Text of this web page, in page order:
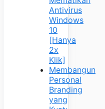
Antivirus
Windows
10
[Hanya
2x
Klik]
Membangun
Personal
Branding
yang